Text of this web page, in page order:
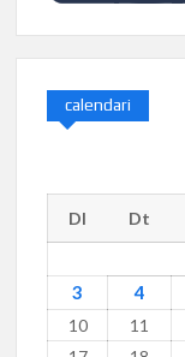
calendari
Dl Dt
3
4
10
11